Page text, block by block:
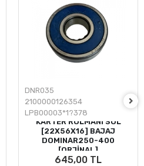
DNR035
2100000126354
LPB00003*1?378
KARTER RULMANI SOL
[22X56X16] BAJAJ
DOMINAR250-400
[ORJİNAL]
645,00 TL